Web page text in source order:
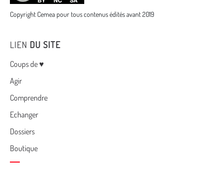
Copyright Cemea pour tous contenus édités avant 2019
LIEN DU SITE
Menu
Coups de ♥
Agir
Comprendre
Echanger
Dossiers
Boutique